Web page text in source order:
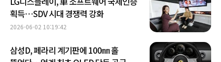
획득…SDV 시대 경쟁력 강화
2026-06-02 10:19:42
삼성D, 페라리 계기판에 100㎜ 홀